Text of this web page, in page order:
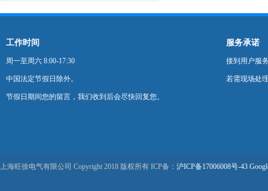
工作时间
周一至周六 8:00-17:30
中国法定节假日除外。
节假日期间您的留言，我们收到后会尽快回复您。
服务承诺
接到用户服
若需现场处
上海旺徐电气有限公司 Copyright 2018 版权所有 ICP备： 沪ICP备17006008号-43